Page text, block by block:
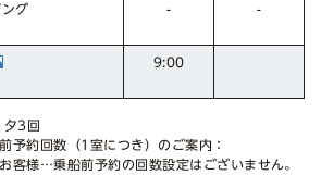
グ - -
9:00
夕3回
予約回数（1室につき）のご案内：
客様…乗船前予約の回数設定はございません。